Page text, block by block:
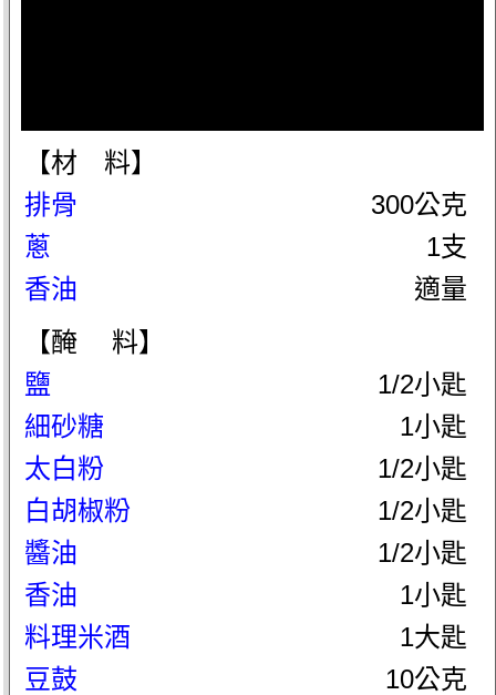
【材 料】
排骨
300公克
蔥
1支
香油
適量
【醃 料】
鹽
1/2小匙
細砂糖
1小匙
太白粉
1/2小匙
白胡椒粉
1/2小匙
醬油
1/2小匙
香油
1小匙
料理米酒
1大匙
豆鼓
10公克